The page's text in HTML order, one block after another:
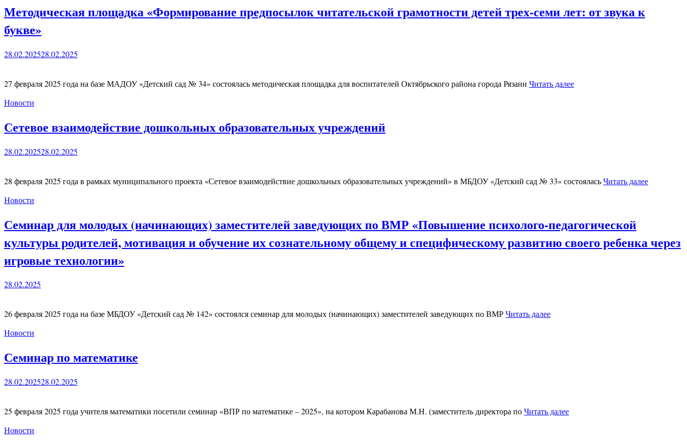
Методическая площадка «Формирование предпосылок читательской грамотности детей трех-семи лет: от звука к
букве»
28.02.202528.02.2025
27 февраля 2025 года на базе МАДОУ «Детский сад № 34» состоялась методическая площадка для воспитателей Октябрьского района города Рязани Читать далее
Новости
Сетевое взаимодействие дошкольных образовательных учреждений
28.02.202528.02.2025
28 февраля 2025 года в рамках муниципального проекта «Сетевое взаимодействие дошкольных образовательных учреждений» в МБДОУ «Детский сад № 33» состояласьЧитать далее
Новости
Семинар для молодых (начинающих) заместителей заведующих по ВМР «Повышение психолого-педагогической
культуры родителей, мотивация и обучение их сознательному общему и специфическому развитию своего ребенка через
игровые технологии»
28.02.2025
26 февраля 2025 года на базе МБДОУ «Детский сад № 142» состоялся семинар для молодых (начинающих) заместителей заведующих по ВМРЧитать далее
Новости
Семинар по математике
28.02.202528.02.2025
25 февраля 2025 года учителя математики посетили семинар «ВПР по математике – 2025», на котором Карабанова М.Н. (заместитель директора поЧитать далее
Новости